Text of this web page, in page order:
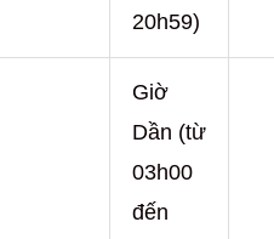
20h59)
Giờ
Dần (từ
03h00
đến